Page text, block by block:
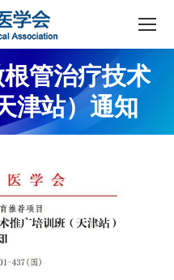
管治疗技术
津站）通知